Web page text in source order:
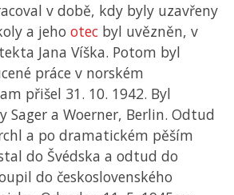
v době, kdy byly uzavřeny
a jeho otec byl uvězněn, v
Jana Víška. Potom byl
práce v norském
přišel 31. 10. 1942. Byl
Sager a Woerner, Berlin. Odtud
a po dramatickém pěším
do Švédska a odtud do
do československého